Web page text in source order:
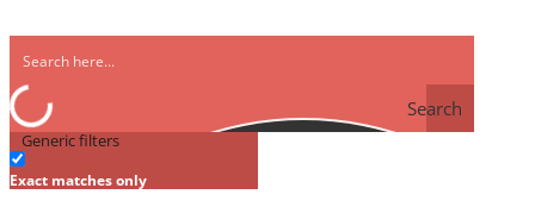
Search
Generic filters
Exact matches only